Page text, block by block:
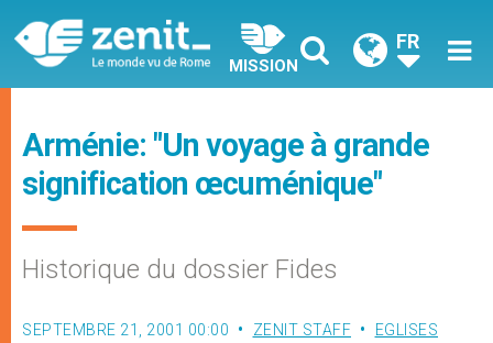
MISSION
FR
Arménie: "Un voyage à grande
signification œcuménique"
Historique du dossier Fides
SEPTEMBRE 21, 2001 00:00 ZENIT STAFF
EGLISES